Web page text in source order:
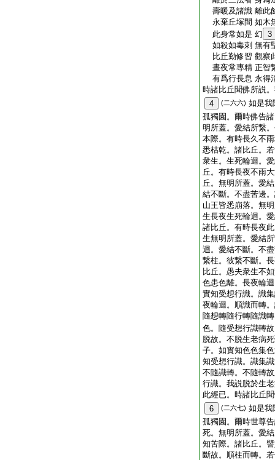
壽暖及諸識 離此
永棄丘塚間 如木
此身常如是 幻 3
如殺如毒刺 無有
比丘勤修習 觀察
晝夜常專精 正智
有爲行長息 永得
時諸比丘聞佛所説
4
(二六六) 如是我
孤獨園。爾時佛告
明所蓋。愛結所繋
本際。有時長久不
悉枯乾。諸比丘。
衆生。生死輪迴。
丘。有時長夜不雨
丘。無明所蓋。愛
結不斷。不盡苦邊
山王皆悉崩落。無
生長夜生死輪迴。
諸比丘。有時長夜
生無明所蓋。愛結
迴。愛結不斷。不
繋柱。彼繋不斷。
比丘。愚夫衆生不
色患色離。長夜輪
實知受想行識。識
夜輪迴。順識而轉
隨想轉隨行轉隨識
色。隨受想行識轉
脱故。不脱生老病
子。如實知色色集
知受想行識。識集
不隨識轉。不隨轉
行識。我説脱於生
此經已。時諸比丘
6
(二六七) 如是我
孤獨園。爾時世尊
死。無明所蓋。愛
知苦際。諸比丘。
斷故。順柱而轉。